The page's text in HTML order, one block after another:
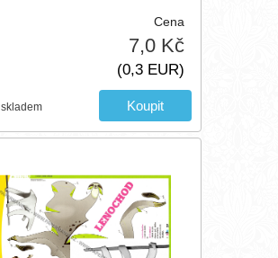
Cena
7,0 Kč
(0,3 EUR)
skladem